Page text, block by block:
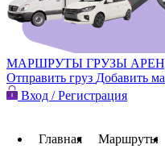
МАРШРУТЫ ГРУЗЫ
Отправить груз Добавить
Вход / Регистрация
Главная Маршруты